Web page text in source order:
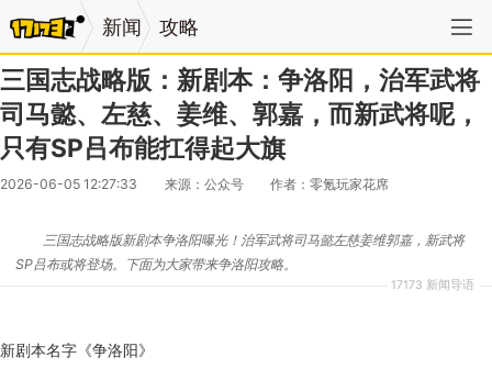
新闻 攻略
三国志战略版：新剧本：争洛阳，治军武将
司马懿、左慈、姜维、郭嘉，而新武将呢，
只有SP吕布能扛得起大旗
2026-06-05 12:27:33 来源：公众号 作者：零氪玩家花席
17173 新闻导语
三国志战略版新剧本争洛阳曝光！治军武将司马懿左慈姜维郭嘉，新武将
SP吕布或将登场。下面为大家带来争洛阳攻略。
新剧本名字《争洛阳》